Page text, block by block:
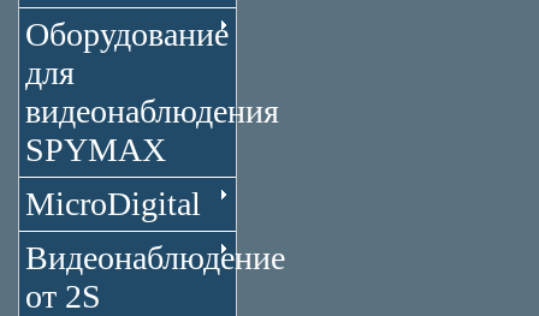
Оборудование
для
видеонаблюдения
SPYMAX
MicroDigital
Видеонаблюдение
от 2S